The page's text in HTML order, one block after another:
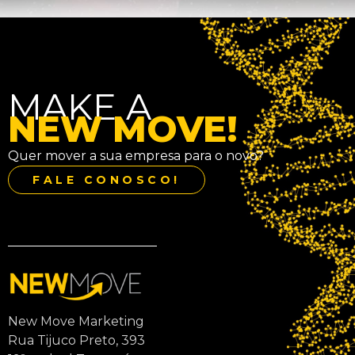
MAKE A
NEW MOVE!
Quer mover a sua empresa para o novo?
FALE CONOSCO!
New Move Marketing
Rua Tijuco Preto, 393